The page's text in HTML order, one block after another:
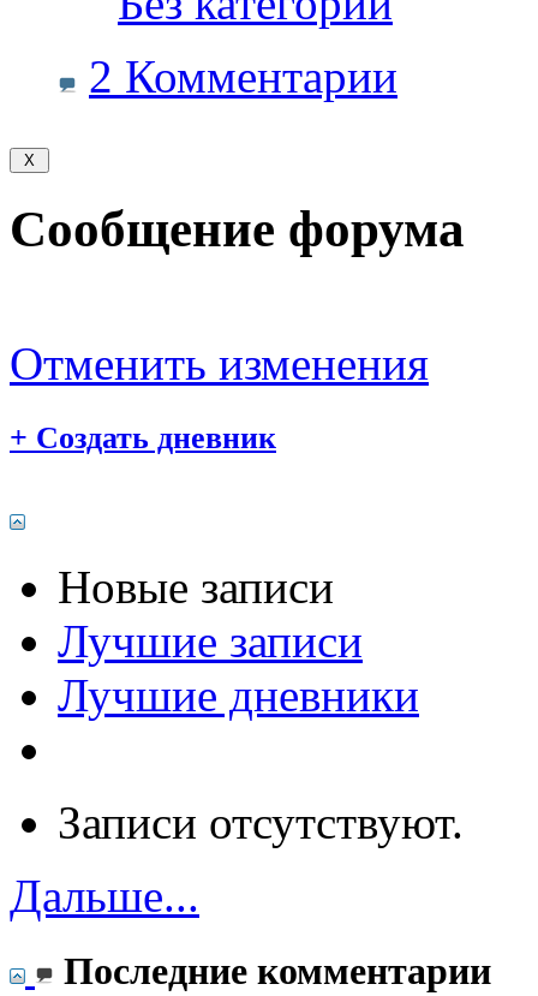
2 Комментарии
Сообщение форума
Отменить изменения
+ Создать дневник
Новые записи
Лучшие записи
Лучшие дневники
Записи отсутствуют.
Дальше...
Последние комментарии